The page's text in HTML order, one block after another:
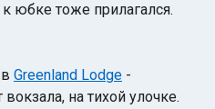
юбке тоже прилагался.
Greenland Lodge -
на тихой улочке.